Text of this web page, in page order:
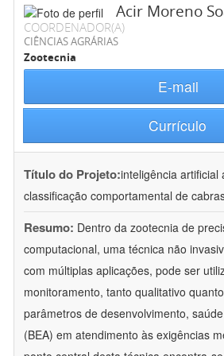
Acir Moreno
COORDENADOR(A)
CIÊNCIAS AGRÁRIAS
Zootecnia
E-mail
Currículo
Título do Projeto:inteligência artificial
classificação comportamental de
Resumo: Dentro da zootecnia de
computacional, uma técnica não
com múltiplas aplicações, pode ser
monitoramento, tanto qualitativo
parâmetros de desenvolvimento,
(BEA) em atendimento às exigências